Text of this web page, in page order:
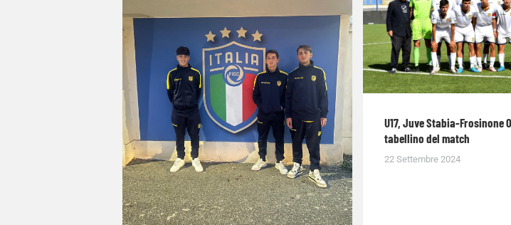
U17, Juve Stabia-Frosinone
tabellino del match
22 Settembre 2024